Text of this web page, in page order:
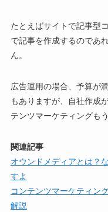
たとえばサイトで記事型
で記事を作成するのであ
ん。
広告運用の場合、予算が
もありますが、自社作成
テンツマーケティングも
関連記事
オウンドメディアとは？
すよ
コンテンツマーケティン
解説